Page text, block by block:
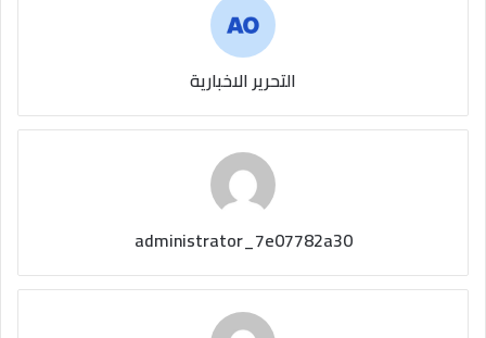
التحرير الاخبارية
administrator_7e07782a30